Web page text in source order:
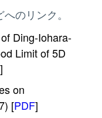
のリンク。
Ding-Iohara-
Limit of 5D
]
on
[PDF]